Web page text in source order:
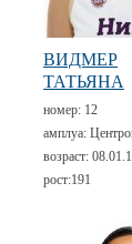
ВИДМЕР
ТАТЬЯНА
номер: 12
амплуа:
возраст:
рост:191